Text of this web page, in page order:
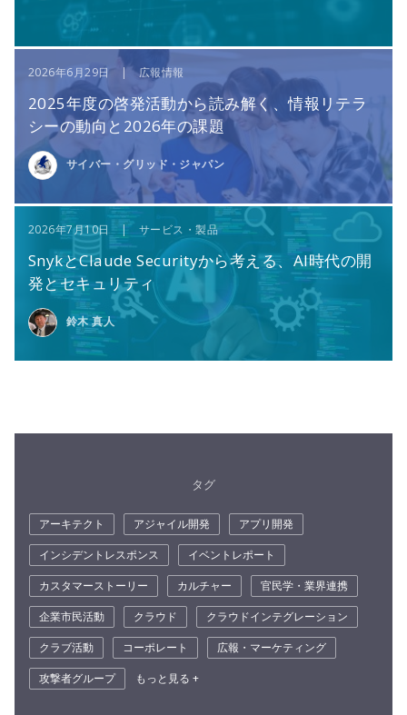
2026年6月29日 | 広報情報
2025年度の啓発活動から読み解く、情報リテラ
シーの動向と2026年の課題
サイバー・グリッド・ジャパン
2026年7月10日 | サービス・製品
SnykとClaude Securityから考える、AI時代の開
発とセキュリティ
鈴木 真人
タグ
アーキテクト アジャイル開発
アプリ開発
インシデントレスポンス
イベントレポート
カスタマーストーリー
カルチャー
官民学・業界連携
企業市民活動
クラウド
クラウドインテグレーション
クラブ活動
コーポレート
広報・マーケティング
攻撃者グループ
もっと見る +